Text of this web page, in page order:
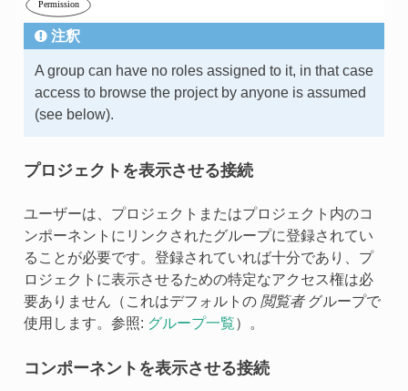
注釈
A group can have no roles assigned to it, in that case
access to browse the project by anyone is assumed
(see below).
プロジェクトを表示させる接続
ユーザーは、プロジェクトまたはプロジェクト内のコ
ンポーネントにリンクされたグループに登録されてい
ることが必要です。登録されていれば十分であり、プ
ロジェクトに表示させるための特定なアクセス権は必
要ありません（これはデフォルトの 閲覧者グループで
使用します。参照: グループ一覧）。
コンポーネントを表示させる接続